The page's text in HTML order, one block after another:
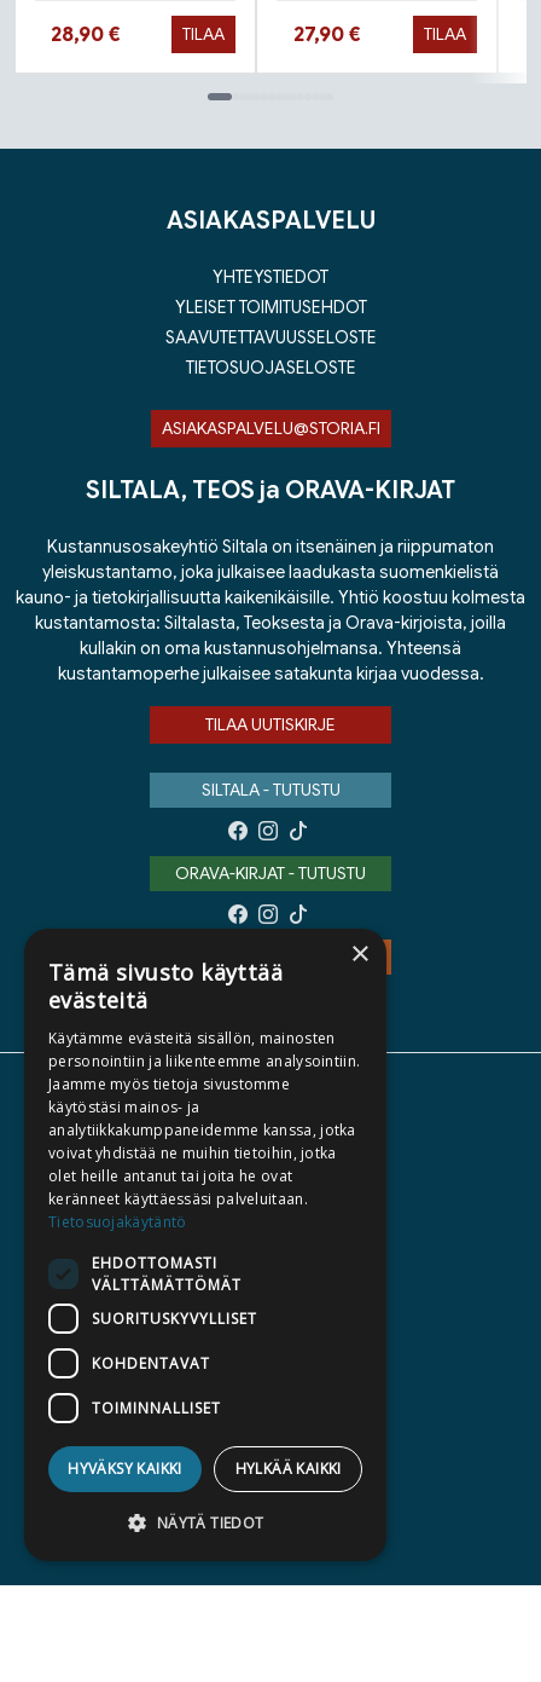
Hinta nyt
28,90 € TILAA Hinta nyt
27,90 € TILAA
ASIAKASPALVELU
YHTEYSTIEDOT
YLEISET TOIMITUSEHDOT
SAAVUTETTAVUUSSELOSTE
TIETOSUOJASELOSTE
ASIAKASPALVELU@STORIA.FI
SILTALA, TEOS ja ORAVA-KIRJAT
Kustannusosakeyhtiö Siltala on itsenäinen ja riippumaton
yleiskustantamo, joka julkaisee laadukasta suomenkielistä
kauno- ja tietokirjallisuutta kaikenikäisille. Yhtiö koostuu kolmesta
kustantamosta: Siltalasta, Teoksesta ja Orava-kirjoista, joilla
kullakin on oma kustannusohjelmansa. Yhteensä
kustantamoperhe julkaisee satakunta kirjaa vuodessa.
TILAA UUTISKIRJE
SILTALA - TUTUSTU
ORAVA-KIRJAT - TUTUSTU
TIETOA MEISTÄ
TEKIJÄT
KATALOGIT
AJANKOHTAISTA
HALUATKO KIRJAILIJAKSI
LASKUTUSOSOITTEET
SILTALA.FI
E-JA ÄÄNIKIRJAT
ENNAKKOTILATTAVAT
×
Tämä sivusto käyttää
evästeitä
Käytämme evästeitä sisällön, mainosten
personointiin ja liikenteemme analysointiin.
Jaamme myös tietoja sivustomme
käytöstäsi mainos- ja
analytiikkakumppaneidemme kanssa, jotka
voivat yhdistää ne muihin tietoihin, jotka
olet heille antanut tai joita he ovat
keränneet käyttäessäsi palveluitaan.
Tietosuojakäytäntö
EHDOTTOMASTI
VÄLTTÄMÄTTÖMÄT
SUORITUSKYVYLLISET
KOHDENTAVAT
TOIMINNALLISET
HYVÄKSY KAIKKI HYLKÄÄ KAIKKI
NÄYTÄ TIEDOT